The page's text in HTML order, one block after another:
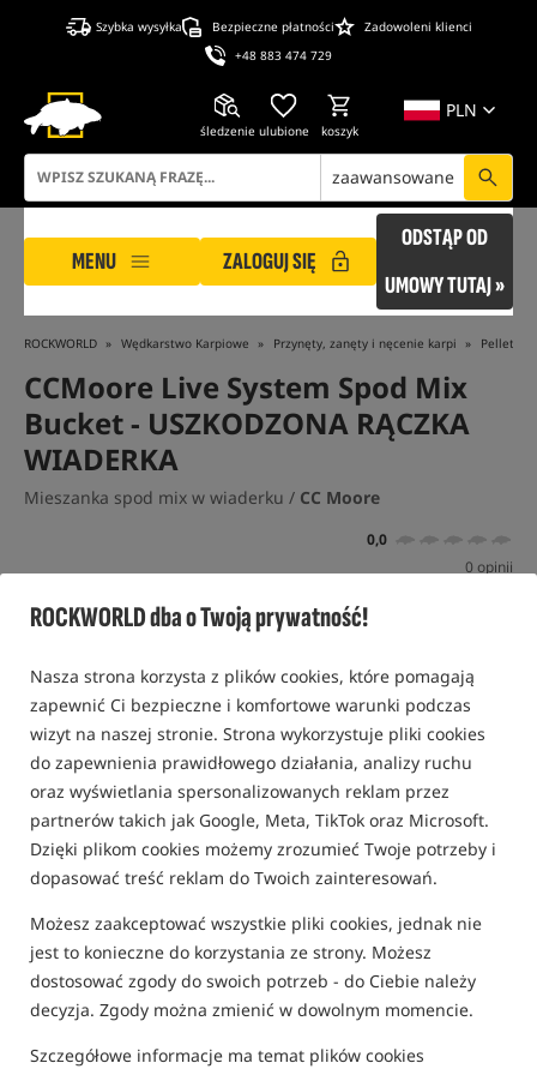
ROCKWORLD dba o Twoją prywatność!
Nasza strona korzysta z plików cookies, które pomagają
zapewnić Ci bezpieczne i komfortowe warunki podczas
wizyt na naszej stronie. Strona wykorzystuje pliki cookies
do zapewnienia prawidłowego działania, analizy ruchu
oraz wyświetlania spersonalizowanych reklam przez
partnerów takich jak Google, Meta, TikTok oraz Microsoft.
Dzięki plikom cookies możemy zrozumieć Twoje potrzeby i
dopasować treść reklam do Twoich zainteresowań.
Możesz zaakceptować wszystkie pliki cookies, jednak nie
jest to konieczne do korzystania ze strony. Możesz
dostosować zgody do swoich potrzeb - do Ciebie należy
decyzja. Zgody można zmienić w dowolnym momencie.
Szczegółowe informacje ma temat plików cookies
Szybka wysyłka Bezpieczne płatności
Zadowoleni klienci
+48 883 474 729
PLN
śledzenie ulubione koszyk
zaawansowane
MENU ZALOGUJ SIĘ
ODSTĄP OD
UMOWY TUTAJ »
ROCKWORLD Wędkarstwo Karpiowe Przynęty, zanęty i nęcenie karpi Pellet,
CCMoore Live System Spod Mix
Bucket- USZKODZONA RĄCZKA
WIADERKA
Mieszanka spod mix w wiaderku / CC Moore
0,0
0 opinii
Niepełnowartościowy